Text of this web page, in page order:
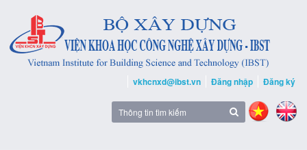
vkhcnxd@ibst.vn Đăng nhập Đăng ký